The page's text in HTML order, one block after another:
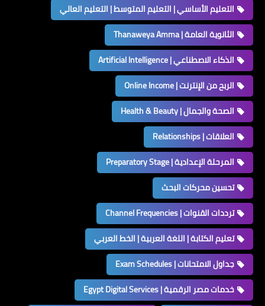
التعليم الأساسي | التعليم المتوسط | التعليم العالي
الثانوية العامة | Thanaweya Amma
الذكاء الاصطناعي | Artificial Intelligence
الربح من الإنترنت | Online Income
الصحة والجمال | Health & Beauty
العلاقات | Relationships
المرحلة الإعدادية | Preparatory Stage
تحسين محركات البحث
ترددات القنوات | Channel Frequencies
تعليم الكتابة | اللغة العربية | الخط العربي
جداول الامتحانات | Exam Schedules
خدمات مصر الرقمية | Egypt Digital Services